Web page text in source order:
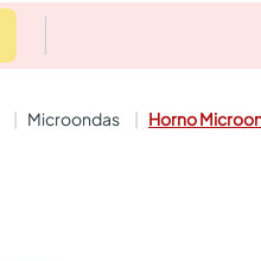
microondas Horno
closet
sanitarios